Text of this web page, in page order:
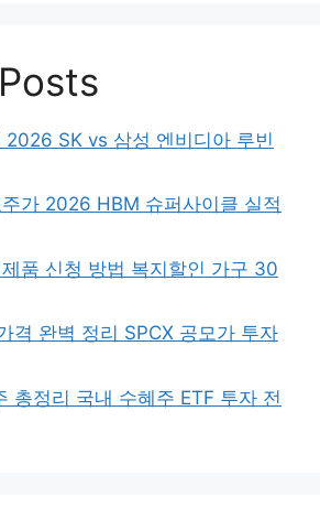
SK vs 삼성 엔비디아 루빈
가 2026 HBM 슈퍼사이클 실적
품 신청 방법 복지할인 가구 30
격 완벽 정리 SPCX 공모가 투자
총정리 국내 수혜주 ETF 투자 전